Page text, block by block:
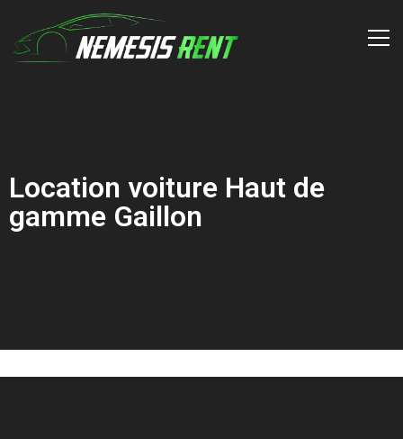
Location voiture Haut de
gamme Gaillon